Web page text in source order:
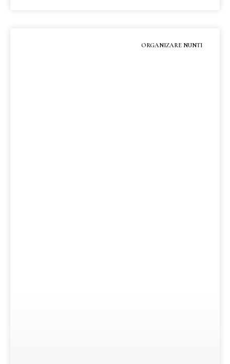
ORGANIZARE NUNTI